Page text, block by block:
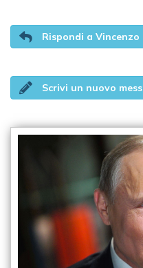
Rispondi a Vincenzo
Scrivi un nuovo